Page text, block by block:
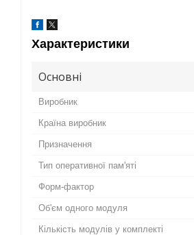
Характеристики
Основні
Виробник
Країна виробник
Призначення
Тип оперативної пам'яті
Форм-фактор
Об'єм одного модуля
Кількість модулів у комплекті